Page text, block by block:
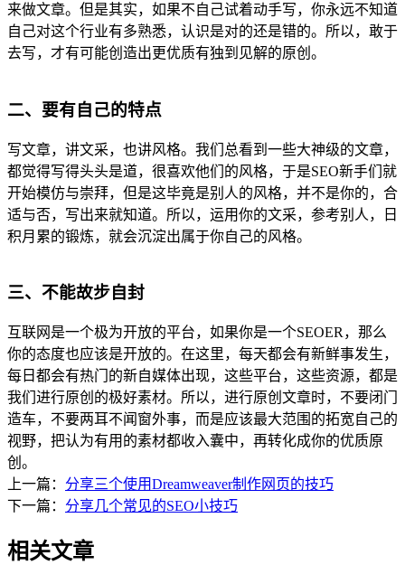
来做文章。但是其实，如果不自己试着动手写，你永远不知道
自己对这个行业有多熟悉，认识是对的还是错的。所以，敢于
去写，才有可能创造出更优质有独到见解的原创。
二、要有自己的特点
写文章，讲文采，也讲风格。我们总看到一些大神级的文章，
都觉得写得头头是道，很喜欢他们的风格，于是SEO新手们就
开始模仿与崇拜，但是这毕竟是别人的风格，并不是你的，合
适与否，写出来就知道。所以，运用你的文采，参考别人，日
积月累的锻炼，就会沉淀出属于你自己的风格。
三、不能故步自封
互联网是一个极为开放的平台，如果你是一个SEOER，那么
你的态度也应该是开放的。在这里，每天都会有新鲜事发生，
每日都会有热门的新自媒体出现，这些平台，这些资源，都是
我们进行原创的极好素材。所以，进行原创文章时，不要闭门
造车，不要两耳不闻窗外事，而是应该最大范围的拓宽自己的
视野，把认为有用的素材都收入囊中，再转化成你的优质原
创。
上一篇： 分享三个使用Dreamweaver制作网页的技巧
下一篇： 分享几个常见的SEO小技巧
相关文章